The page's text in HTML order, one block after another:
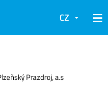
CZ
Prazdroj, a.s